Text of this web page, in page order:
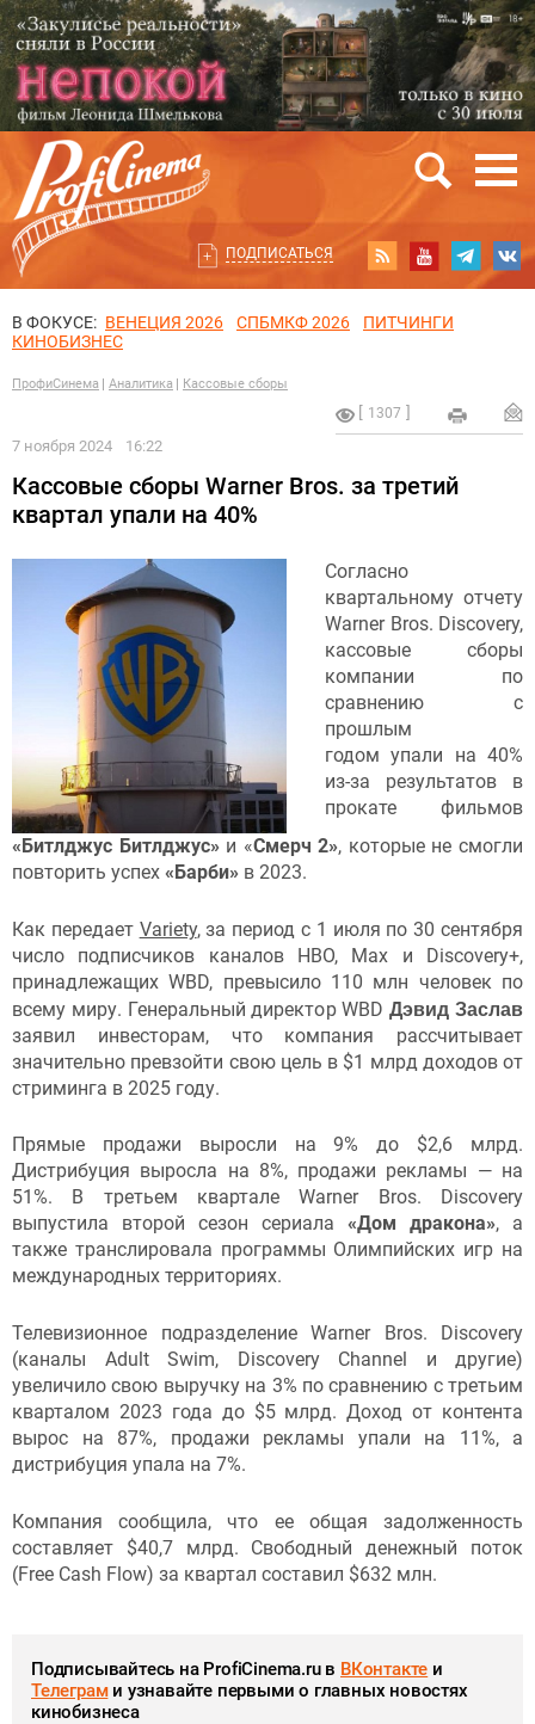
ПОДПИСАТЬСЯ
В ФОКУСЕ: ВЕНЕЦИЯ 2026 СПБМКФ 2026
ПИТЧИНГИ
КИНОБИЗНЕС
ПрофиСинема Аналитика Кассовые сборы
1307
7 ноября 2024 16:22
Кассовые сборы Warner Bros. за третий
квартал упали на 40%
Согласно
квартальному отчету
Warner Bros. Discovery,
кассовые сборы
компании по
сравнению с
прошлым
годом упали на 40%
из-за результатов в
прокате фильмов
«Битлджус Битлджус» и «Смерч 2», которые не смогли
повторить успех «Барби» в 2023.
Как передает Variety, за период с 1 июля по 30 сентября
число подписчиков каналов HBO, Max и Discovery+,
принадлежащих WBD, превысило 110 млн человек по
всему миру. Генеральный директор WBDДэвид Заслав
заявил инвесторам, что компания рассчитывает
значительно превзойти свою цель в $1 млрд доходов от
стриминга в 2025 году.
Прямые продажи выросли на 9% до $2,6 млрд.
Дистрибуция выросла на 8%, продажи рекламы — на
51%. В третьем квартале Warner Bros. Discovery
выпустила второй сезон сериала «Дом дракона», а
также транслировала программы Олимпийских игр на
международных территориях.
Телевизионное подразделение Warner Bros. Discovery
(каналы Adult Swim, Discovery Channel и другие)
увеличило свою выручку на 3% по сравнению с третьим
кварталом 2023 года до $5 млрд. Доход от контента
вырос на 87%, продажи рекламы упали на 11%, а
дистрибуция упала на 7%.
Компания сообщила, что ее общая задолженность
составляет $40,7 млрд. Свободный денежный поток
(Free Cash Flow) за квартал составил $632 млн.
Подписывайтесь на ProfiCinema.ru в ВКонтакте и
Телеграми узнавайте первыми о главных новостях
кинобизнеса